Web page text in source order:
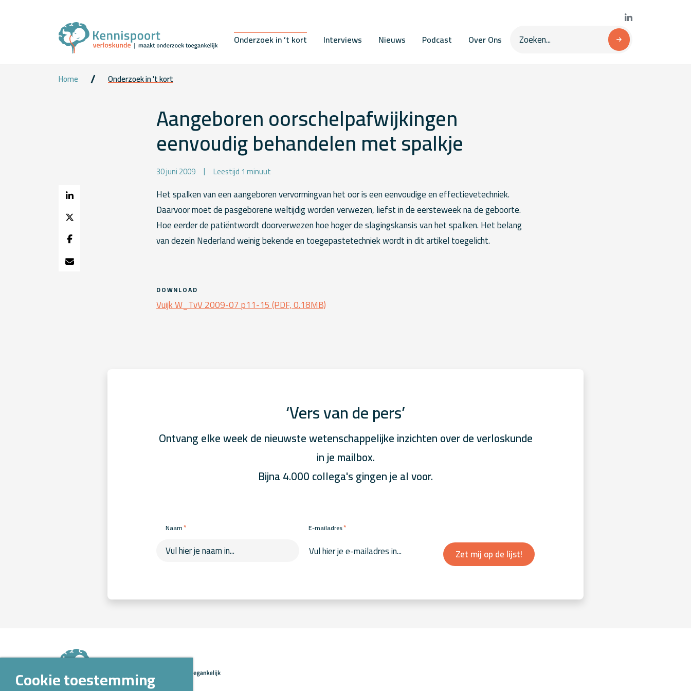
Onderzoek in ’t kort Interviews Nieuws Podcast Over Ons
Home Onderzoek in 't kort
Aangeboren oorschelpafwijkingen
eenvoudig behandelen met spalkje
30 juni 2009 Leestijd 1 minuut
Het spalken van een aangeboren vervormingvan het oor is een eenvoudige en effectievetechniek.
Daarvoor moet de pasgeborene weltijdig worden verwezen, liefst in de eersteweek na de geboorte.
Hoe eerder de patiëntwordt doorverwezen hoe hoger de slagingskansis van het spalken. Het belang
van dezein Nederland weinig bekende en toegepastetechniek wordt in dit artikel toegelicht.
DOWNLOAD
Vuijk W_TvV 2009-07 p11-15 (PDF, 0.18MB)
‘Vers van de pers’
Ontvang elke week de nieuwste wetenschappelijke inzichten over de verloskunde
in je mailbox.
Bijna 4.000 collega's gingen je al voor.
Naam* E-mailadres*
Zet mij op de lijst!
Cookie toestemming